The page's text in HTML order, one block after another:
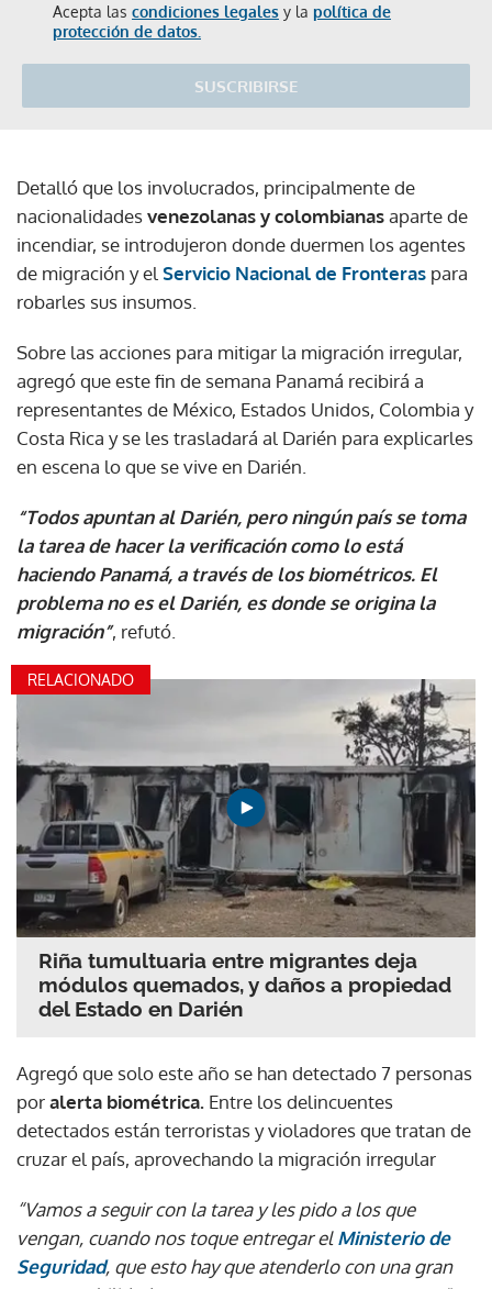
Acepta las condiciones legales y la política de
protección de datos.
SUSCRIBIRSE
Detalló que los involucrados, principalmente de
nacionalidadesvenezolanas y colombianasaparte de
incendiar, se introdujeron donde duermen los agentes
de migración y el Servicio Nacional de Fronteras para
robarles sus insumos.
Sobre las acciones para mitigar la migración irregular,
agregó que este fin de semana Panamá recibirá a
representantes de México, Estados Unidos, Colombia y
Costa Rica y se les trasladará al Darién para explicarles
en escena lo que se vive en Darién.
“Todos apuntan al Darién, pero ningún país se toma
la tarea de hacer la verificación como lo está
haciendo Panamá, a través de los biométricos. El
problema no es el Darién, es donde se origina la
migración”, refutó.
RELACIONADO
Riña tumultuaria entre migrantes deja
módulos quemados, y daños a propiedad
del Estado en Darién
Agregó que solo este año se han detectado 7 personas
poralerta biométrica. Entre los delincuentes
detectados están terroristas y violadores que tratan de
cruzar el país, aprovechando la migración irregular
“Vamos a seguir con la tarea y les pido a los que
vengan, cuando nos toque entregar elMinisterio de
Seguridad, que esto hay que atenderlo con una gran